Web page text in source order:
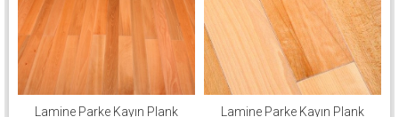
Lamine Parke Kayın Plank
Lamine Parke Kayın Plank